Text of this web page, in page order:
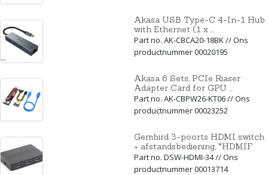
Akasa USB Type-C 4-In-1 Hub
with Ethernet (1 x ...
Part no. AK-CBCA20-18BK // Ons
productnummer 00020195
Akasa 6 Sets, PCIe Riaser
Adapter Card for GPU ...
Part no. AK-CBPW26-KT06 // Ons
productnummer 00023252
Gembird 3-poorts HDMI switch
+ afstandsbediening, *HDMIF
Part no. DSW-HDMI-34 // Ons
productnummer 00013714